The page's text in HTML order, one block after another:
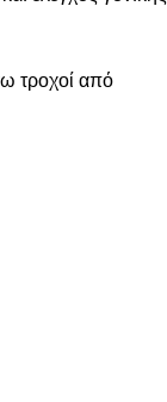
τροχοί από